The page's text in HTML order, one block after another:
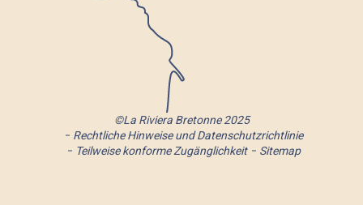
©La Riviera Bretonne 2025
Rechtliche Hinweise und Datenschutzrichtlinie
Teilweise konforme Zugänglichkeit
Sitemap